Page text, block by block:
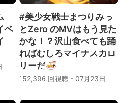
ベ
#美少女戦士まつりみっ
とZero のMVはもう見た
かな！？沢山食べても踊
ればむしろマイナスカロ
リーだ🍜
152,396 回視聴 - 07月23日